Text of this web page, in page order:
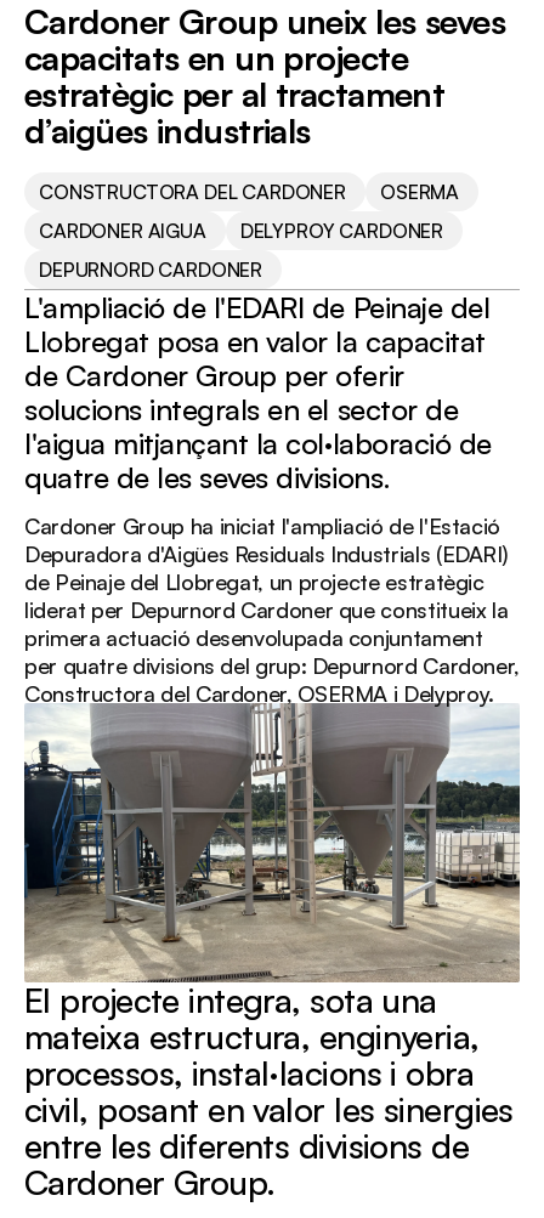
DEPURNORD
CARDONER
Cardoner Group uneix les seves
capacitats en un projecte
estratègic per al tractament
d’aigües industrials
CONSTRUCTORA DEL CARDONER
OSERMA
CARDONER AIGUA
DELYPROY CARDONER
DEPURNORD CARDONER
L'ampliació de l'EDARI de Peinaje del
Llobregat posa en valor la capacitat
de Cardoner Group per oferir
solucions integrals en el sector de
l'aigua mitjançant la col·laboració de
quatre de les seves divisions.
Cardoner Group ha iniciat l'ampliació de l'Estació
Depuradora d'Aigües Residuals Industrials (EDARI)
de Peinaje del Llobregat, un projecte estratègic
liderat per Depurnord Cardoner que constitueix la
primera actuació desenvolupada conjuntament
per quatre divisions del grup: Depurnord Cardoner,
Constructora del Cardoner, OSERMA i Delyproy.
El projecte integra, sota una
mateixa estructura, enginyeria,
processos, instal·lacions i obra
civil, posant en valor les sinergies
entre les diferents divisions de
Cardoner Group.